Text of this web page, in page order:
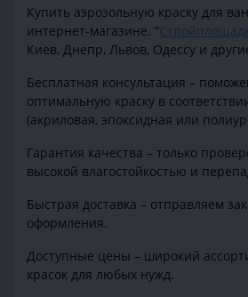
Купить аэрозольную краску для
интернет-магазине. “
Киев, Днепр, Львов, Одессу и
Бесплатная консультация –
оптимальную краску в
(акриловая, эпоксидная или
Гарантия качества – только
высокой влагостойкостью и
Быстрая доставка – отправляем
оформления.
Доступные цены – широкий
красок для любых нужд.